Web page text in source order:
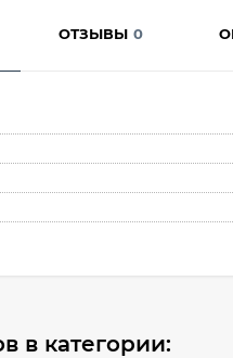
ОТЗЫВЫ 0
в категории: